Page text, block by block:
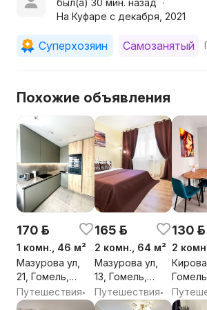
оформлении заявки!
Бронирования с заселением
Вы оцените тихий уголок в самом
наполниться новыми силами.
был(а) 30 мин. назад •
На Куфаре с декабря, 2021
Суперхозяин Самозанятый
Похожие объявления
170 р.
1 комн., 46 м²
Мазурова ул,
21, Гомель,
Гомельская
обл.
Путешествия•
165 р.
2 комн., 64 м²
Мазурова ул,
13, Гомель,
Гомельская
обл.
Путешествия•
130 р.
2
Гомель,
обл.